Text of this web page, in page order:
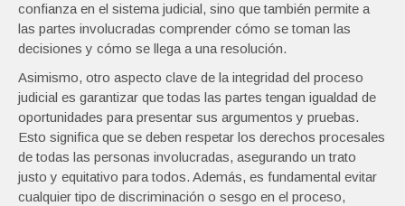
confianza en el sistema judicial, sino que también permite a
las partes involucradas comprender cómo se toman las
decisiones y cómo se llega a una resolución.
Asimismo, otro aspecto clave de la integridad del proceso
judicial es garantizar que todas las partes tengan igualdad de
oportunidades para presentar sus argumentos y pruebas.
Esto significa que se deben respetar los derechos procesales
de todas las personas involucradas, asegurando un trato
justo y equitativo para todos. Además, es fundamental evitar
cualquier tipo de discriminación o sesgo en el proceso,